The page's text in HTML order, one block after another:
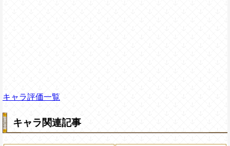
キャラ評価一覧
キャラ関連記事